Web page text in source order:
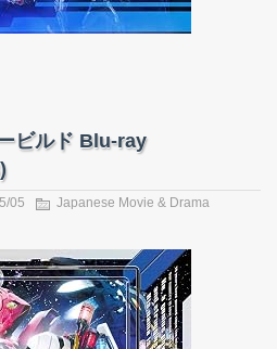
ビルド Blu-ray
05 Japanese Movie & Drama